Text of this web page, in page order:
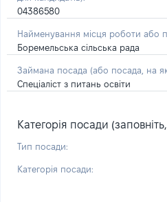
04386580
Найменування місця роботи або
Боремельська сільська рада
Займана посада (або посада, на
Спеціаліст з питань освіти
Категорія посади
Тип посади:
Категорія посади: